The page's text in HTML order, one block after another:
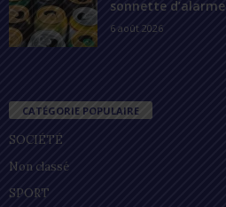
sonnette d’alarme
6 août 2026
CATÉGORIE POPULAIRE
SOCIÉTÉ
Non classé
SPORT